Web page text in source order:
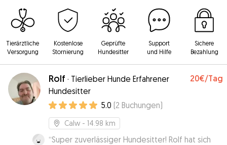
Tierärztliche
Versorgung
Kostenlose
Stornierung
Geprüfte
Hundesitter
Support
und Hilfe
Sichere
Bezahlung
Rolf · Tierlieber Hunde Erfahrener
Hundesitter
20€/Tag
5.0 (2 Buchungen)
Calw - 14.98 km
“Super zuverlässiger Hundesitter! Rolf hat sich